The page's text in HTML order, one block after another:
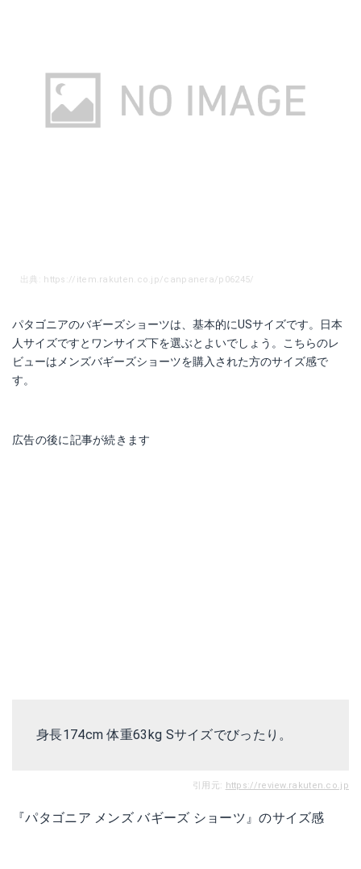
出典: https://item.rakuten.co.jp/canpanera/p06245/
パタゴニアのバギーズショーツは、基本的にUSサイズです。日本
人サイズですとワンサイズ下を選ぶとよいでしょう。こちらのレ
ビューはメンズバギーズショーツを購入された方のサイズ感で
す。
広告の後に記事が続きます
身長174cm 体重63kg Sサイズでびったり。
引用元: https://review.rakuten.co.jp
『パタゴニア メンズ バギーズ ショーツ』のサイズ感